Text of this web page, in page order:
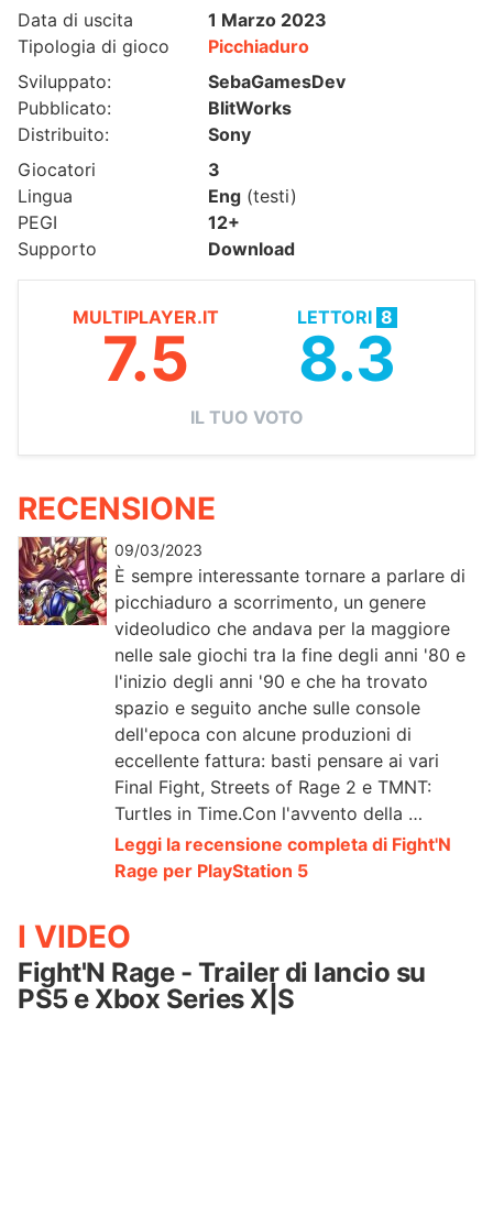
Data di uscita
1 Marzo 2023
Tipologia di gioco
Picchiaduro
Sviluppato:
SebaGamesDev
Pubblicato:
BlitWorks
Distribuito:
Sony
Giocatori
3
Lingua
Eng (testi)
PEGI
12+
Supporto
Download
MULTIPLAYER.IT
7.5
LETTORI 8
8.3
IL TUO VOTO
RECENSIONE
09/03/2023
È sempre interessante tornare a parlare di
picchiaduro a scorrimento, un genere
videoludico che andava per la maggiore
nelle sale giochi tra la fine degli anni '80 e
l'inizio degli anni '90 e che ha trovato
spazio e seguito anche sulle console
dell'epoca con alcune produzioni di
eccellente fattura: basti pensare ai vari
Final Fight, Streets of Rage 2 e TMNT:
Turtles in Time.Con l'avvento della …
Leggi la recensione completa di Fight'N
Rage per PlayStation 5
I VIDEO
Fight'N Rage - Trailer di lancio su
PS5 e Xbox Series X|S